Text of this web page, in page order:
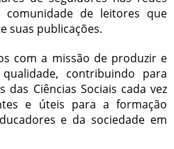
de leitores que
suas publicações.
com a missão de produzir e
contribuindo para
Ciências Sociais cada vez
e úteis para a formação
e da sociedade em